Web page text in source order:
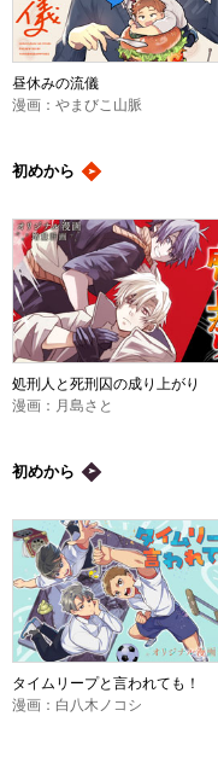
昼休みの流儀
漫画：やまびこ山脈
初めから
処刑人と死刑囚の成り上がり
漫画：月島さと
初めから
タイムリープと言われても！
漫画：白八木ノコシ